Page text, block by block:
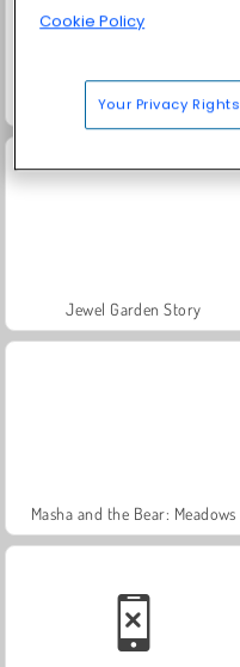
Grand Mahjong Connect
Jewel Garden Story
Masha and the Bear: Meadows
Cookie Policy
Your Privacy Rights